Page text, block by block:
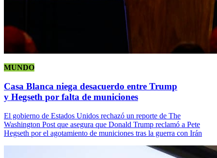
MUNDO
Casa Blanca niega desacuerdo entre Trump
y Hegseth por falta de municiones
El gobierno de Estados Unidos rechazó un reporte de The
Washington Post que asegura que Donald Trump reclamó a Pete
Hegseth por el agotamiento de municiones tras la guerra con Irán